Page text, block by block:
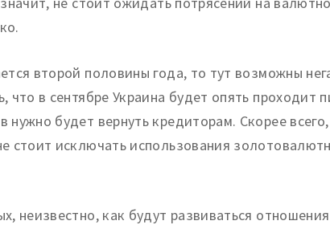
второй половины года, то тут возможны
что в сентябре Украина будет опять
нужно будет вернуть кредиторам. Скорее
стоит исключать использования
неизвестно, как будут развиваться